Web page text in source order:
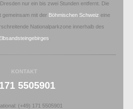
nur ein bis zwei Stunden entfernt. Die
gemeinsam mit der Böhmischen Schweiz eine
Nationalparkzone innerhalb des
Elbsandsteingebirges
KONTAKT
5505901
(+49) 171 5505901